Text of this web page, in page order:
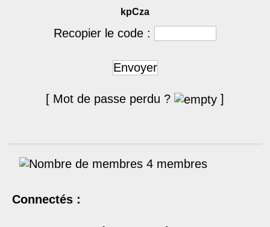
kpCza
Recopier le code :
Envoyer
[ Mot de passe perdu ? ]
4 membres
Connectés :